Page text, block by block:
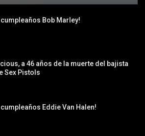
cumpleaños Bob Marley!
a 46 años de la muerte del bajista
Sex Pistols
cumpleaños Eddie Van Halen!